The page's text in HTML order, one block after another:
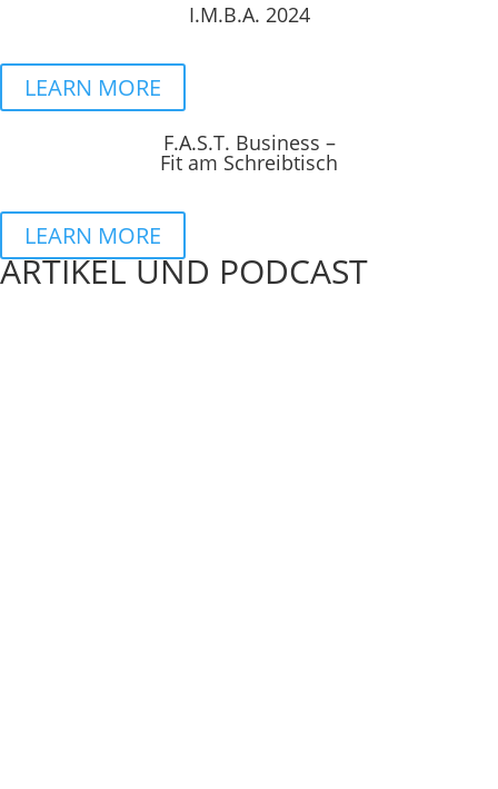
I.M.B.A. 2024
LEARN MORE
F.A.S.T. Business –
Fit am Schreibtisch
LEARN MORE
ARTIKEL UND PODCAST